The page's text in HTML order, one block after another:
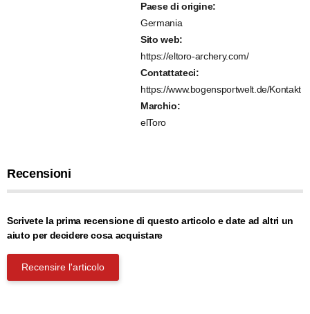
Paese di origine:
Germania
Sito web:
https://eltoro-archery.com/
Contattateci:
https://www.bogensportwelt.de/Kontakt
Marchio:
elToro
Recensioni
Scrivete la prima recensione di questo articolo e date ad altri un
aiuto per decidere cosa acquistare
Recensire l'articolo